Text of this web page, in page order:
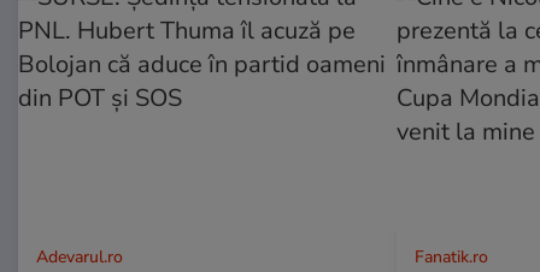
Adevarul.ro Fanatik.ro